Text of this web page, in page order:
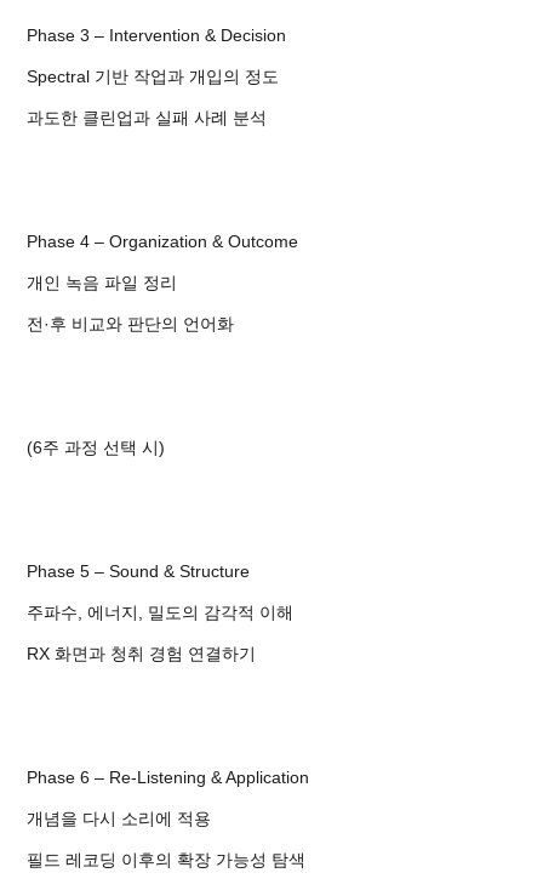
Phase 3 – Intervention & Decision
Spectral 기반 작업과 개입의 정도
과도한 클린업과 실패 사례 분석
Phase 4 – Organization & Outcome
개인 녹음 파일 정리
전·후 비교와 판단의 언어화
(6주 과정 선택 시)
Phase 5 – Sound & Structure
주파수, 에너지, 밀도의 감각적 이해
RX 화면과 청취 경험 연결하기
Phase 6 – Re-Listening & Application
개념을 다시 소리에 적용
필드 레코딩 이후의 확장 가능성 탐색